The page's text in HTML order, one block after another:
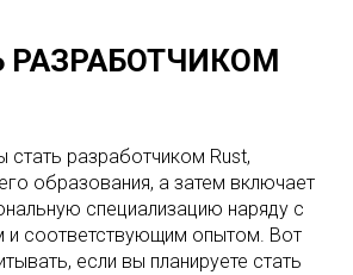
РАЗРАБОТЧИКОМ
стать разработчиком Rust,
образования, а затем включает
специализацию наряду с
и соответствующим опытом. Вот
если вы планируете стать